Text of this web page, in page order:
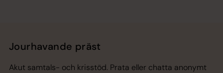
Jourhavande präst
Akut samtals- och krisstöd. Prata eller chatta anonymt